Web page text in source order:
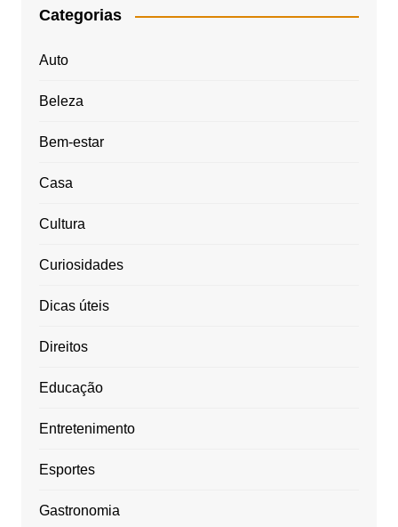
Categorias
Auto
Beleza
Bem-estar
Casa
Cultura
Curiosidades
Dicas úteis
Direitos
Educação
Entretenimento
Esportes
Gastronomia